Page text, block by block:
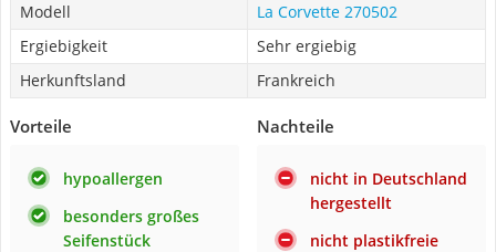
Modell
La Corvette 270502
Ergiebigkeit
Sehr ergiebig
Herkunftsland
Frankreich
Vorteile
hypoallergen
besonders großes
Seifenstück
Nachteile
nicht in Deutschland
hergestellt
nicht plastikfreie